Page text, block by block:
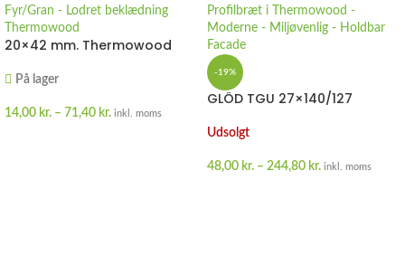
20×42 mm. Thermowood
På lager
14,00 kr. – 71,40 kr. inkl. moms
-19%
GLÖD TGU 27×140/127
Udsolgt
48,00 kr. – 244,80 kr. inkl. moms